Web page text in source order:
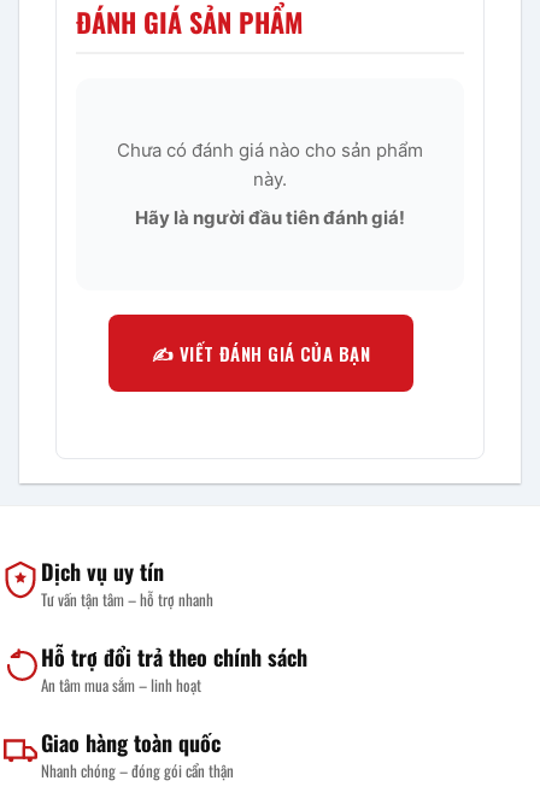
ĐÁNH GIÁ SẢN PHẨM
Chưa có đánh giá nào cho sản phẩm
này.
Hãy là người đầu tiên đánh giá!
✍️ VIẾT ĐÁNH GIÁ CỦA BẠN
Dịch vụ uy tín
Tư vấn tận tâm – hỗ trợ nhanh
Hỗ trợ đổi trả theo chính sách
An tâm mua sắm – linh hoạt
Giao hàng toàn quốc
Nhanh chóng – đóng gói cẩn thận